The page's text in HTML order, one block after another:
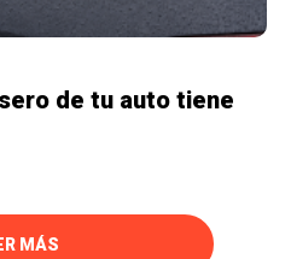
de tu auto tiene
MÁS